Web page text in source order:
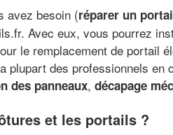
avez besoin (réparer un
Avec eux, vous pourrez
le remplacement de portail
des professionnels
des panneaux, décapage
et les portails ?